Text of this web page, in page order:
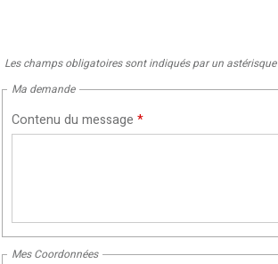
Les champs obligatoires sont indiqués par un astérisque
Ma demande
Contenu du message *
Mes Coordonnées